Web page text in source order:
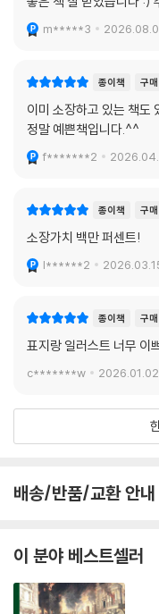
엮어 상상의 나래를 펼치는
게 눈치채는 재주는 없어
씩 자신의 부족함을 깨닫고
뜰히 챙기고, 본인의 감정
를 따끔하게 지적한 ‘그이’
틴이 '나 이외엔 아무도 좋
려 내는 알록달록 감정의
m*****3
종이책 구매
이미 소장하고 있는 책도
정말 예쁜책입니다.^^
f*******2
종이책 구매
소장가치 백만 퍼센트!
l******2
종이책 구매
표지랑 일러스트 너무 이
c*******w 2026.01.02.
배송/반품/교환 안내
이 분야 베스트셀러